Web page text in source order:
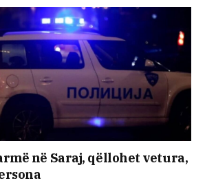
në Saraj, qëllohet vetura,